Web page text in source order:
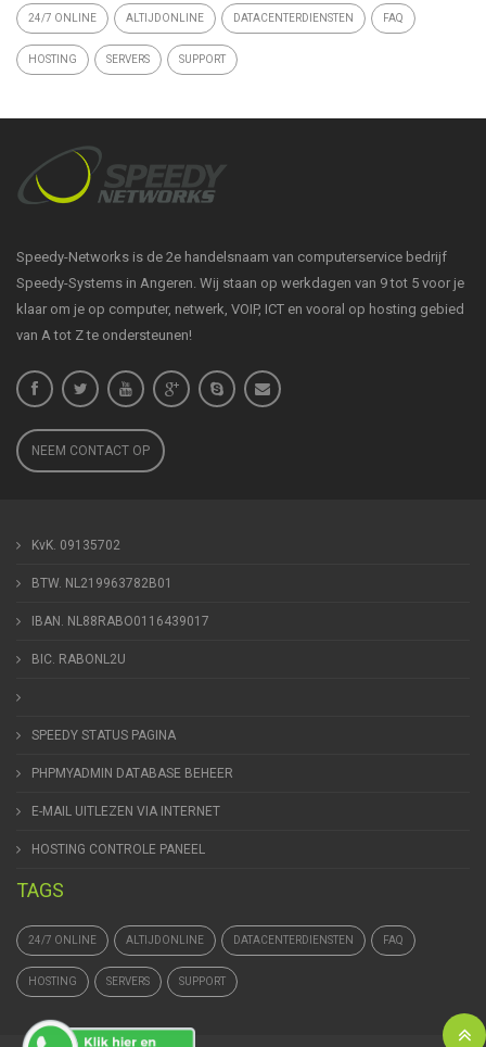
24/7 ONLINE ALTIJDONLINE DATACENTERDIENSTEN FAQ
HOSTING SERVERS SUPPORT
Speedy-Networks is de 2e handelsnaam van computerservice bedrijf
Speedy-Systems in Angeren. Wij staan op werkdagen van 9 tot 5 voor je
klaar om je op computer, netwerk, VOIP, ICT en vooral op hosting gebied
van A tot Z te ondersteunen!
NEEM CONTACT OP
KvK. 09135702
BTW. NL219963782B01
IBAN. NL88RABO0116439017
BIC. RABONL2U
SPEEDY STATUS PAGINA
PHPMYADMIN DATABASE BEHEER
E-MAIL UITLEZEN VIA INTERNET
HOSTING CONTROLE PANEEL
TAGS
24/7 ONLINE ALTIJDONLINE DATACENTERDIENSTEN FAQ
HOSTING SERVERS SUPPORT